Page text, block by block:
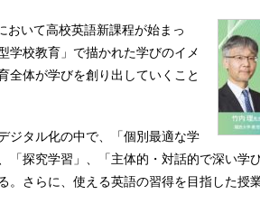
おいて高校英語新課程が始まっ
学校教育」で描かれた学びのイメ
全体が学びを創り出していくこと
ジタル化の中で、「個別最適な学
「探究学習」、「主体的・対話的で深い学
。さらに、使える英語の習得を目指した授